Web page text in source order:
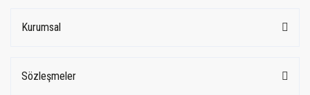
Kurumsal
Sözleşmeler